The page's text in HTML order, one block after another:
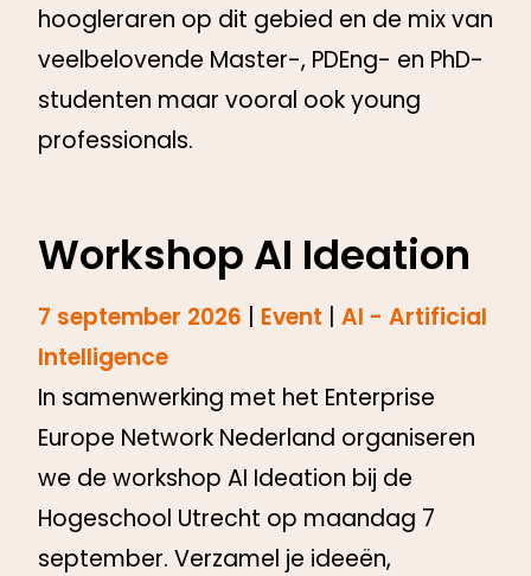
hoogleraren op dit gebied en de mix van
veelbelovende Master-, PDEng- en PhD-
studenten maar vooral ook young
professionals.
Workshop AI Ideation
7 september 2026 | Event | AI - Artificial
Intelligence
In samenwerking met het Enterprise
Europe Network Nederland organiseren
we de workshop AI Ideation bij de
Hogeschool Utrecht op maandag 7
september. Verzamel je ideeën,